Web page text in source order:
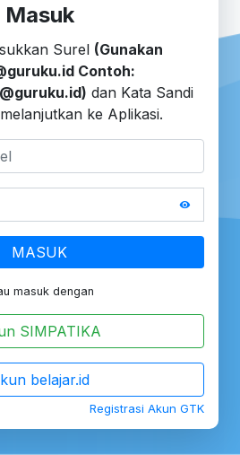
Masuk
Surel (Gunakan
Contoh:
dan Kata Sandi
ke Aplikasi.
MASUK
masuk dengan
SIMPATIKA
belajar.id
Registrasi Akun GTK